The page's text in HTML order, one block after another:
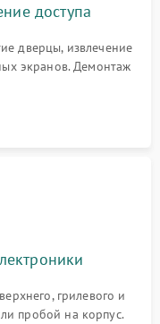
доступа
дверцы, извлечение
экранов. Демонтаж
доступа к
и вентиляторам.
грилевого и
пробой на корпус.